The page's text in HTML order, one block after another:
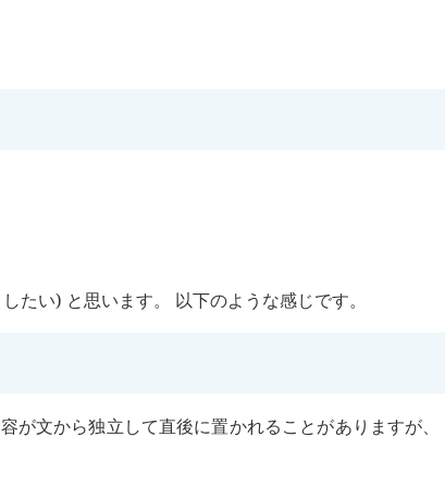
たい) と思います。 以下のような感じです。
が文から独立して直後に置かれることがありますが